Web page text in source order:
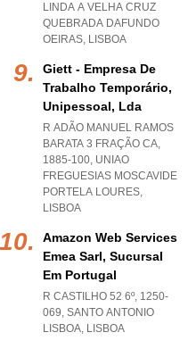
LINDA A VELHA CRUZ
QUEBRADA DAFUNDO
OEIRAS, LISBOA
Giett - Empresa De
Trabalho Temporário,
Unipessoal, Lda
R ADÃO MANUEL RAMOS
BARATA 3 FRAÇÃO CA,
1885-100, UNIAO
FREGUESIAS MOSCAVIDE
PORTELA LOURES,
LISBOA
Amazon Web Services
Emea Sarl, Sucursal
Em Portugal
R CASTILHO 52 6º, 1250-
069, SANTO ANTONIO
LISBOA, LISBOA